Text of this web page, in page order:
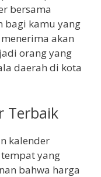
bersama
bagi kamu yang
akan
orang yang
daerah di kota
Terbaik
kalender
yang
bahwa harga